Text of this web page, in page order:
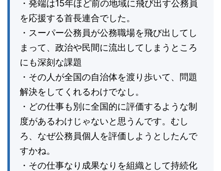
・発端は15年ほど前の地域に飛び出す公務員
を応援する首長連合でした。
・スーパー公務員が公務職場を飛び出してし
まって、政治や民間に流出してしまうところ
にも深刻な課題
・その人が全国の自治体を渡り歩いて、問題
解決をしてくれるわけでなし。
・どの仕事も別に全国的に評価するような制
度があるわけじゃないと思うんです。むし
ろ、なぜ公務員個人を評価しようとしたんで
すかね。
・その仕事なり成果なりを組織として持続化